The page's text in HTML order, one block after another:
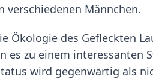
verschiedenen Männchen.
Ökologie des Gefleckten
es zu einem
wird gegenwärtig als